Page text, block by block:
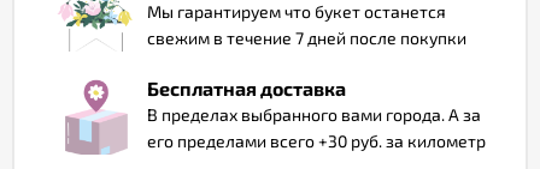
Мы гарантируем что букет останется
свежим в течение 7 дней после покупки
Бесплатная доставка
В пределах выбранного вами города. А за
его пределами всего +30 руб. за километр